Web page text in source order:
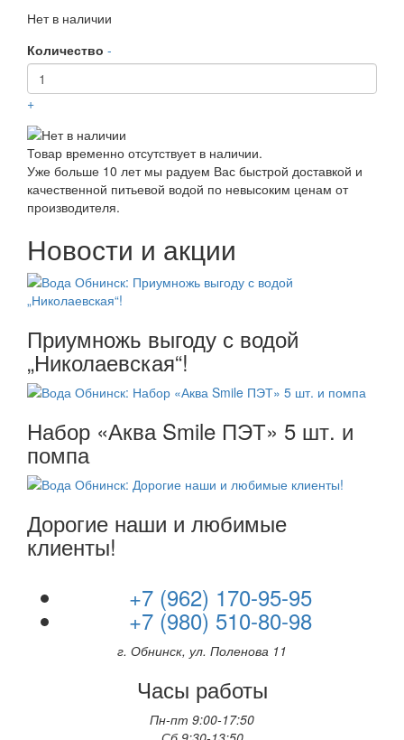
Нет в наличии
Количество -
+
Товар временно отсутствует в наличии.
Уже больше 10 лет мы радуем Вас быстрой доставкой и
качественной питьевой водой по невысоким ценам от
производителя.
Новости и акции
Приумножь выгоду с водой
„Николаевская“!
Набор «Аква Smile ПЭТ» 5 шт. и
помпа
Дорогие наши и любимые
клиенты!
+7 (962) 170-95-95
+7 (980) 510-80-98
г. Обнинск, ул. Поленова 11
Часы работы
Пн-пт 9:00-17:50